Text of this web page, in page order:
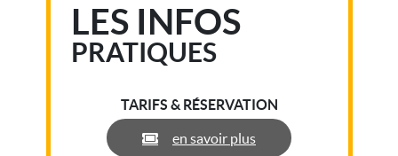
LES INFOS
PRATIQUES
TARIFS & RÉSERVATION
en savoir plus